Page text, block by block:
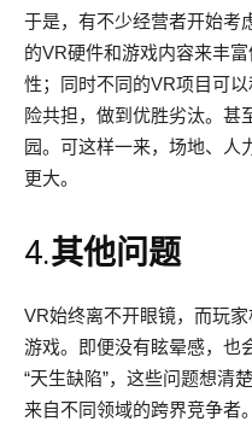
于是，有不少经营者开始考
的VR硬件和游戏内容来丰
性；同时不同的VR项目可
险共担，做到优胜劣汰。甚
园。可这样一来，场地、人
更大。
4.其他问题
VR始终离不开眼镜，而玩
游戏。即便没有眩晕感，也
“天生缺陷”，这些问题想清
来自不同领域的跨界竞争者。